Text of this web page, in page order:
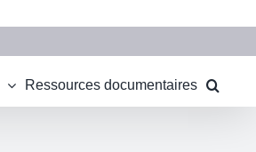
Ressources documentaires